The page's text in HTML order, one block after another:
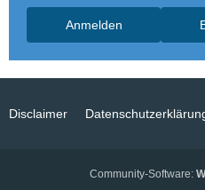
Anmelden
Disclaimer
Community-Software: